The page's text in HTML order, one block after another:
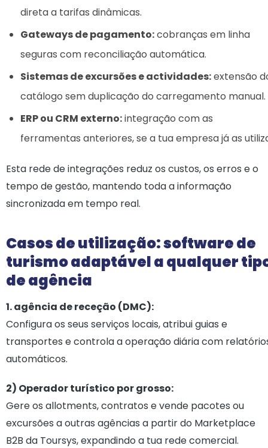
direta a tarifas dinâmicas.
Gateways de pagamento:cobranças em linha
seguras com reconciliação automática.
Sistemas de excursões e actividades:extensão
catálogo sem duplicação do carregamento manual.
ERP ou CRM externo:integração com as
ferramentas anteriores, se a tua empresa já as
Esta rede de integrações reduz os custos, os erros e o
tempo de gestão, mantendo toda a informação
sincronizada em tempo real.
Casos de utilização: software de
turismo adaptável a qualquer
de agência
1. agência de receção (DMC):
Configura os seus serviços locais, atribui guias e
transportes e controla a operação diária com
automáticos.
2) Operador turístico por grosso:
Gere os allotments, contratos e vende pacotes ou
excursões a outras agências a partir do Marketplace
B2B da Toursys, expandindo a tua rede comercial.